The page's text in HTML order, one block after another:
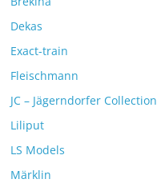
Dekas
Exact-train
Fleischmann
JC – Jägerndorfer Collection
Liliput
LS Models
Märklin